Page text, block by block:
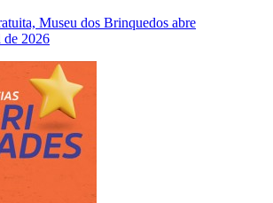
Museu dos Brinquedos abre
de 2026